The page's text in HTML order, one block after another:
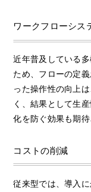
ワークフローシス
近年普及している
ため、フローの定
った操作性の向上
く、結果として生
化を防ぐ効果も期待
コストの削減
従来型では、導入